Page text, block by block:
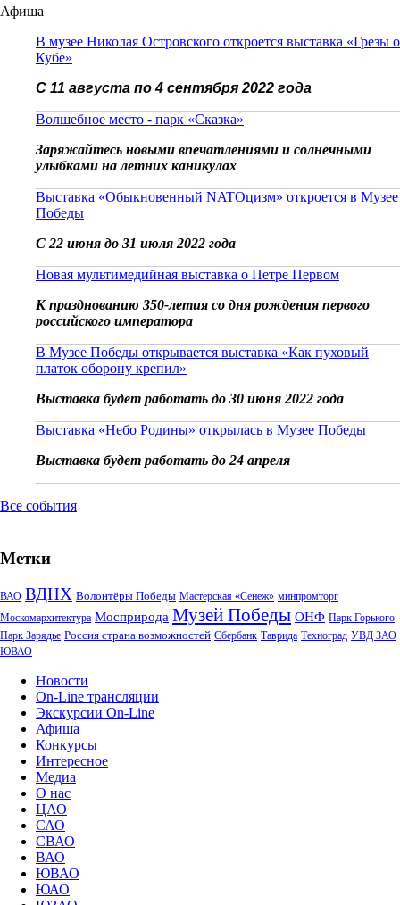
Афиша
В музее Николая Островского откроется выставка «Грезы о
Кубе»
С 11 августа по 4 сентября 2022 года
Волшебное место - парк «Сказка»
Заряжайтесь новыми впечатлениями и солнечными
улыбками на летних каникулах
Выставка «Обыкновенный NATOцизм» откроется в Музее
Победы
С 22 июня до 31 июля 2022 года
Новая мультимедийная выставка о Петре Первом
К празднованию 350-летия со дня рождения первого
российского императора
В Музее Победы открывается выставка «Как пуховый
платок оборону крепил»
Выставка будет работать до 30 июня 2022 года
Выставка «Небо Родины» открылась в Музее Победы
Выставка будет работать до 24 апреля
Все события
Метки
ВАО ВДНХ Волонтёры Победы Мастерская «Сенеж» минпромторг
Москомархитектура Мосприрода Музей Победы ОНФ Парк Горького
Парк Зарядье Россия страна возможностей Сбербанк Таврида Техноград УВД ЗАО
ЮВАО
Новости
On-Line трансляции
Экскурсии On-Line
Афиша
Конкурсы
Интересное
Медиа
О нас
ЦАО
САО
СВАО
ВАО
ЮВАО
ЮАО